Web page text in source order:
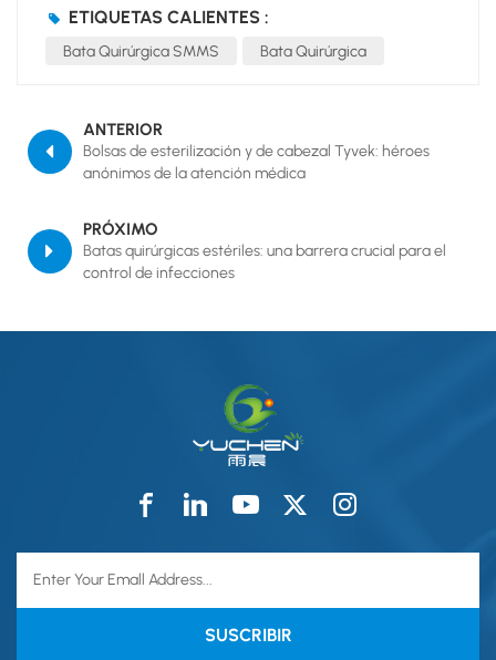
ETIQUETAS CALIENTES :
Bata Quirúrgica SMMS Bata Quirúrgica
ANTERIOR
Bolsas de esterilización y de cabezal Tyvek: héroes
anónimos de la atención médica
PRÓXIMO
Batas quirúrgicas estériles: una barrera crucial para el
control de infecciones